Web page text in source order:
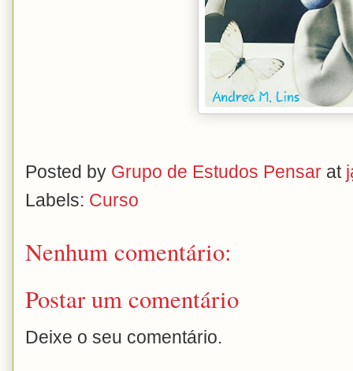
Posted by Grupo de Estudos Pensar at
Labels: Curso
Nenhum comentário:
Postar um comentário
Deixe o seu comentário.